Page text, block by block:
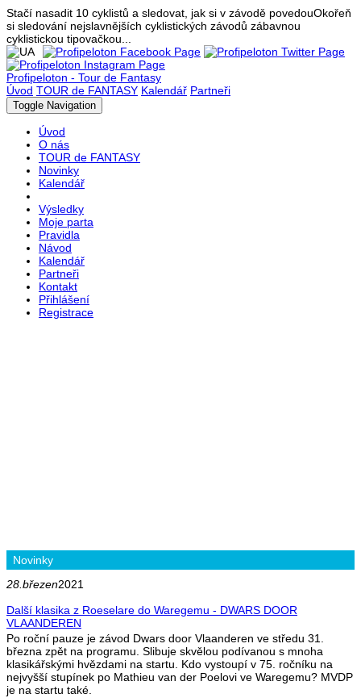
Stačí nasadit 10 cyklistů a sledovat, jak si v závodě povedouOkořeň
si sledování nejslavnějších cyklistických závodů zábavnou
cyklistickou tipovačkou...
Profipeloton - Tour de Fantasy
Úvod TOUR de FANTASY Kalendář Partneři
Toggle Navigation
Úvod
O nás
TOUR de FANTASY
Novinky
Kalendář
Výsledky
Moje parta
Pravidla
Návod
Kalendář
Partneři
Kontakt
Přihlášení
Registrace
Novinky
28.březen2021
Další klasika z Roeselare do Waregemu - DWARS DOOR
VLAANDEREN
Po roční pauze je závod Dwars door Vlaanderen ve středu 31.
března zpět na programu. Slibuje skvělou podívanou s mnoha
klasikářskými hvězdami na startu. Kdo vystoupí v 75. ročníku na
nejvyšší stupínek po Mathieu van der Poelovi ve Waregemu? MVDP
je na startu také.